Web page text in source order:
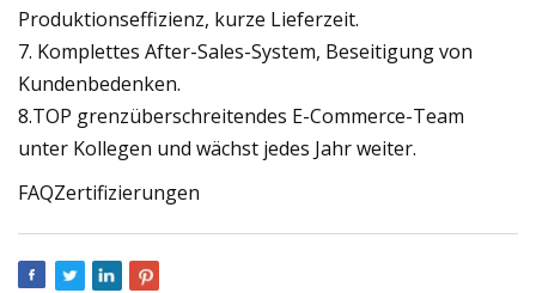
Produktionseffizienz, kurze Lieferzeit.
7. Komplettes After-Sales-System, Beseitigung von
Kundenbedenken.
8.TOP grenzüberschreitendes E-Commerce-Team
unter Kollegen und wächst jedes Jahr weiter.
FAQZertifizierungen